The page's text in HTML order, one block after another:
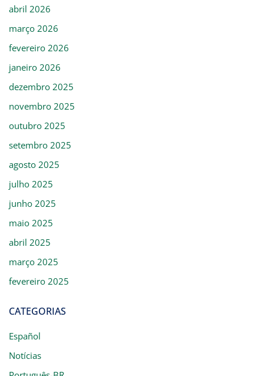
abril 2026
março 2026
fevereiro 2026
janeiro 2026
dezembro 2025
novembro 2025
outubro 2025
setembro 2025
agosto 2025
julho 2025
junho 2025
maio 2025
abril 2025
março 2025
fevereiro 2025
CATEGORIAS
Español
Notícias